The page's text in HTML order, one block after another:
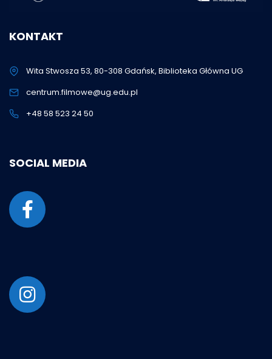
KONTAKT
Wita Stwosza 53, 80-308 Gdańsk, Biblioteka Główna UG
centrum.filmowe@ug.edu.pl
+48 58 523 24 50
SOCIAL MEDIA